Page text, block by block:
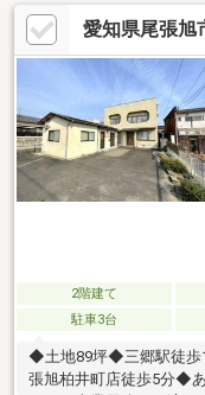
情報盛りだくさん！ 名
談もOK●ホームページに
新着物件を毎週配信！
ーン承認実績多数！ 資
リノベーションもまと
もちゃんとご説明！
愛知県尾張旭
2階建て
駐車3台
◆土地89坪◆三郷駅徒歩
張旭柏井町店徒歩5分◆